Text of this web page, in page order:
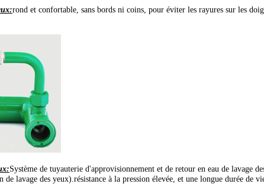
rond et confortable, sans bords ni coins, pour éviter les rayures sur les
Système de tuyauterie d'approvisionnement et de retour en eau de lavage
de lavage des yeux).résistance à la pression élevée, et une longue durée de